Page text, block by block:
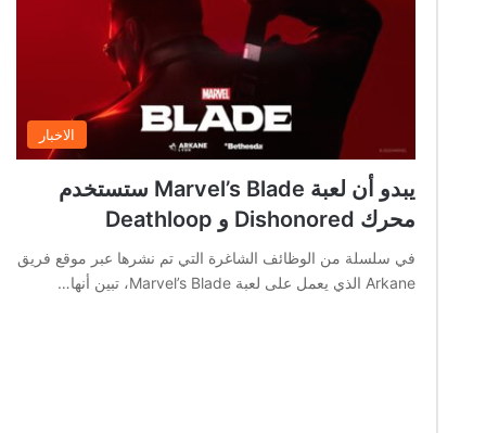
الاخبار
يبدو أن لعبة Marvel’s Blade ستستخدم
محرك Dishonored و Deathloop
في سلسلة من الوظائف الشاغرة التي تم نشرها عبر موقع فريق
Arkane الذي يعمل على لعبة Marvel’s Blade، تبين أنها…